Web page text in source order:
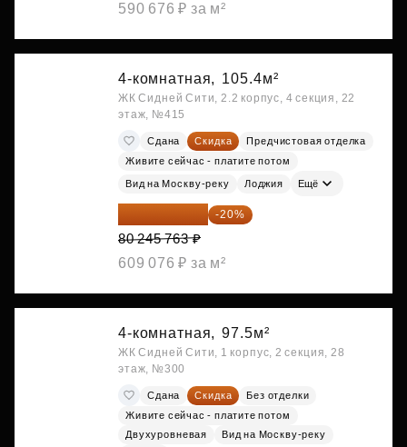
590 676 ₽ за м²
4-комнатная, 105.4м²
ЖК Сидней Сити, 2.2 корпус, 4 секция, 22
этаж, №415
Сдана Скидка
Предчистовая отделка
Живите сейчас - платите потом
Вид на Москву-реку Лоджия Ещё
64 196 610 ₽ -20%
80 245 763 ₽
609 076 ₽ за м²
4-комнатная, 97.5м²
ЖК Сидней Сити, 1 корпус, 2 секция, 28
этаж, №300
Сдана Скидка
Без отделки
Живите сейчас - платите потом
Двухуровневая
Вид на Москву-реку